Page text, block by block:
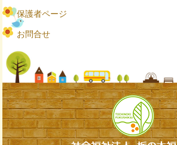
保護者ページ
お問合せ